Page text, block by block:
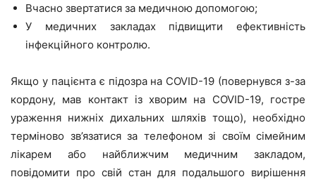
Вчасно звертатися за медичною допомогою;
У медичних закладах підвищити ефективність
інфекційного контролю.
Якщо у пацієнта є підозра на COVID-19 (повернувся з-за
кордону, мав контакт із хворим на COVID-19, гостре
ураження нижніх дихальних шляхів тощо), необхідно
терміново зв’язатися за телефоном зі своїм сімейним
лікарем або найближчим медичним закладом,
повідомити про свій стан для подальшого вирішення